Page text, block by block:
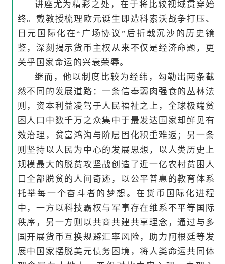
讲座尤为精彩之处，在于将比较视域贯穿始
终。戴教授梳理欧元诞生即遭科索沃战争打压、
日元国际化在“广场协议”后折戟沉沙的历史镜
鉴，深刻揭示货币主权从来不仅是经济命题，更
关乎国家命运的兴衰荣辱。
继而，他以制度比较为经纬，勾勒出两条截
然不同的发展道路：一条信奉弱肉强食的丛林法
则，资本利益凌驾于人民福祉之上，全球极端贫
困人口中数千万之众集中于最发达国家却鲜见有
效治理，贫富鸿沟与阶层固化积重难返；另一条
则坚持以人民为中心的发展思想，以人类历史上
规模最大的脱贫攻坚战创造了近一亿农村贫困人
口全部脱贫的人间奇迹，以公平普惠的教育体系
托举每一个奋斗者的梦想。在货币国际化进程
中，一方以科技霸权与军事存在维系不平等国际
秩序，另一方则以共商共建共享理念，通过与多
国开展货币互换规避汇率风险，助力阿根廷等发
展中国家摆脱美元债务困境，将人类命运共同体